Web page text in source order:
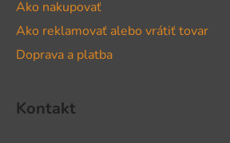
Ako nakupovať
Ako reklamovať alebo vrátiť tovar
Doprava a platba
Kontakt